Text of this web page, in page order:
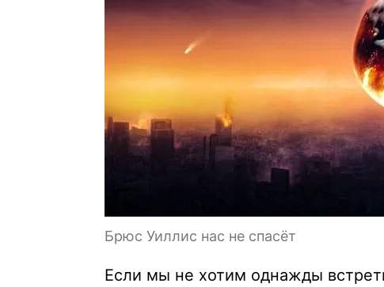
Брюс Уиллис нас не спасёт
Если мы не хотим однажды